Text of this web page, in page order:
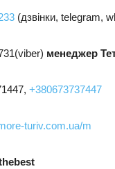
(дзвінки, telegram,
менеджер
+380673737447
turiv.com.ua/m